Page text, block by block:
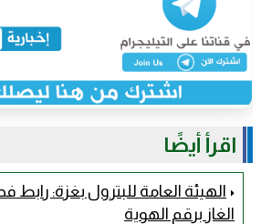
اقرأ أيضًا
الهيئة العامة للبترول بغزة:
الغاز برقم الهوية